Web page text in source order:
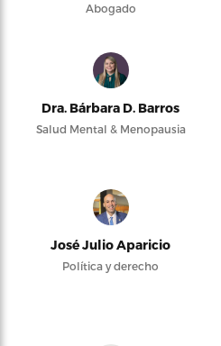
Abogado
Dra. Bárbara D. Barros
Salud Mental & Menopausia
José Julio Aparicio
Política y derecho